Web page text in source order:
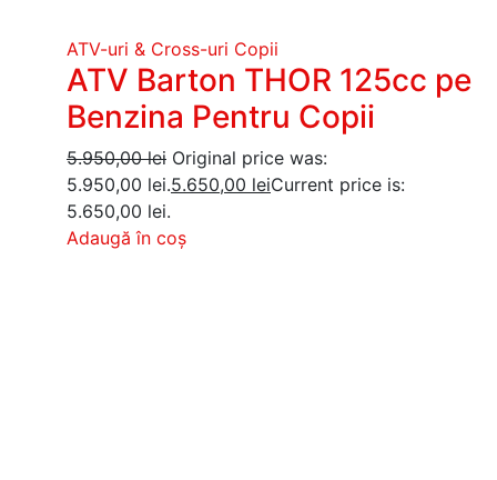
ATV-uri & Cross-uri Copii
ATV Barton THOR 125cc pe
Benzina Pentru Copii
5.950,00lei Original price was:
5.950,00 lei.5.650,00 leiCurrent price is:
5.650,00 lei.
Adaugă în coș